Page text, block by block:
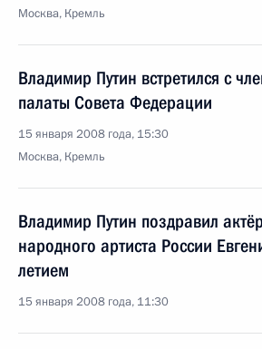
Москва, Кремль
Владимир Путин встретился с
палаты Совета Федерации
15 января 2008 года, 15:30
Москва, Кремль
Владимир Путин поздравил
народного артиста России
летием
15 января 2008 года, 11:30